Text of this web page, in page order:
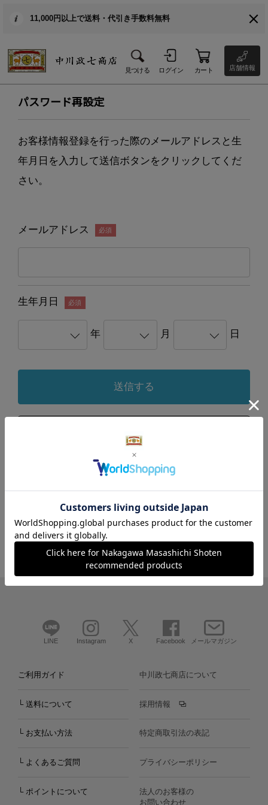
11,000円以上で送料・代引き手数料無料
見つける ログイン カート 店舗情報
パスワード再設定
お客様情報登録を行った際のメールアドレスと生
年月日を入力して送信ボタンをクリックしてくだ
さい。
メールアドレス
生年月日
年 月 日
→ お問い合わせフォームはこちら
LINE Instagram X Facebook メールマガジン
ご利用ガイド
└ 送料について
└ お支払い方法
└ よくあるご質問
└ ポイントについて
中川政七商店について
採用情報
特定商取引法の表記
プライバシーポリシー
法人のお客様の
お問い合わせ